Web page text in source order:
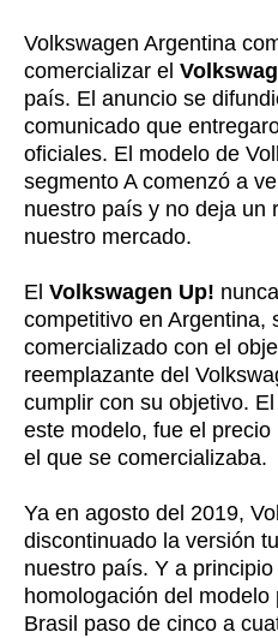
Volkswagen Argentina
comercializar el
país. El anuncio se
comunicado que
oficiales. El modelo de
segmento A comenzó a
nuestro país y no deja un
nuestro mercado.
El Volkswagen Up!
competitivo en Argentina,
comercializado con el
reemplazante del
cumplir con su objetivo.
este modelo, fue el
el que se comercializaba.
Ya en agosto del 2019,
discontinuado la versión
nuestro país. Y a
homologación del
Brasil paso de cinco a